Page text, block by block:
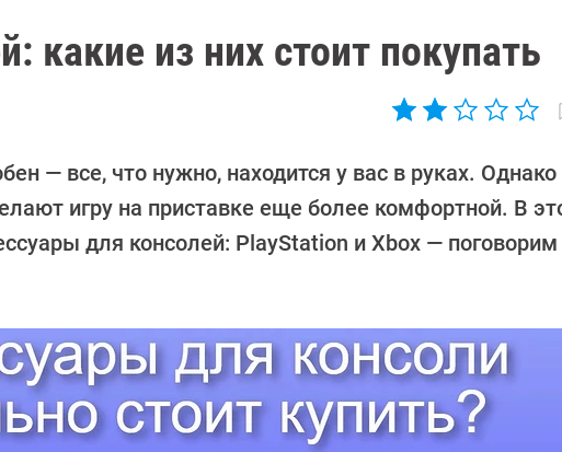
какие из них стоит покупать
— все, что нужно, находится у вас в руках. Однако
игру на приставке еще более комфортной. В
для консолей: PlayStation и Xbox — поговорим